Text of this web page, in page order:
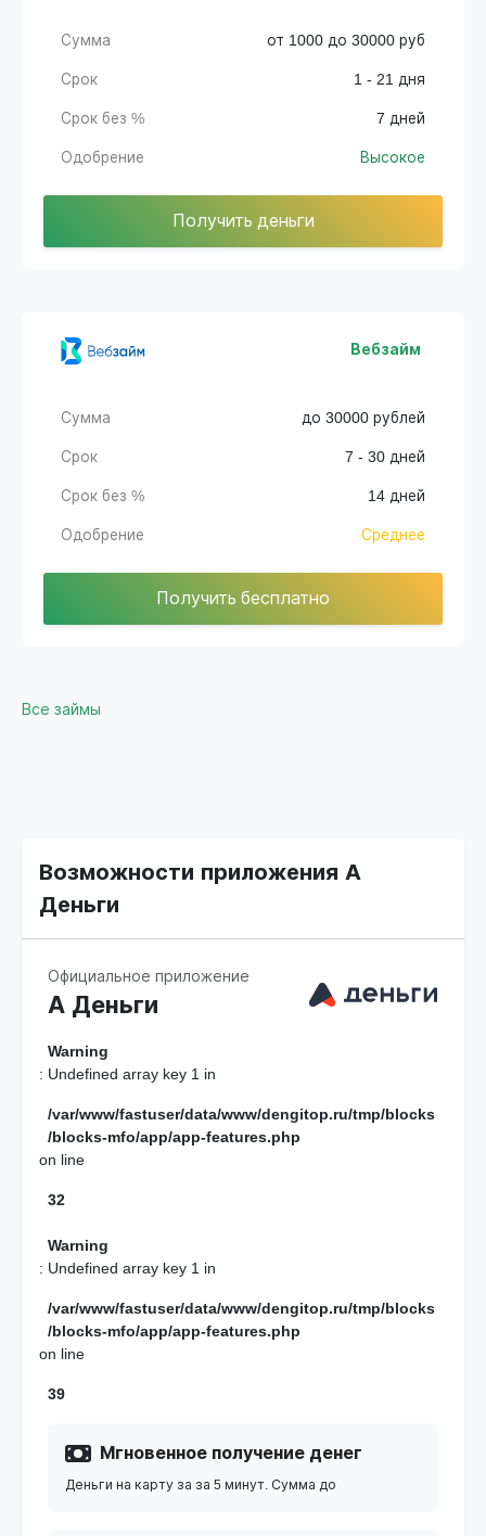
Сумма от 1000 до 30000 руб
Срок 1 - 21 дня
Срок без % 7 дней
Одобрение Высокое
Получить деньги
Вебзайм
Сумма до 30000 рублей
Срок 7 - 30 дней
Срок без % 14 дней
Одобрение Среднее
Получить бесплатно
Все займы
Возможности приложения А
Деньги
Официальное приложение
А Деньги
Warning
: Undefined array key 1 in
/var/www/fastuser/data/www/dengitop.ru/tmp/blocks
/blocks-mfo/app/app-features.php
on line
32
Warning
: Undefined array key 1 in
/var/www/fastuser/data/www/dengitop.ru/tmp/blocks
/blocks-mfo/app/app-features.php
on line
39
Мгновенное получение денег
Деньги на карту за за 5 минут. Сумма до